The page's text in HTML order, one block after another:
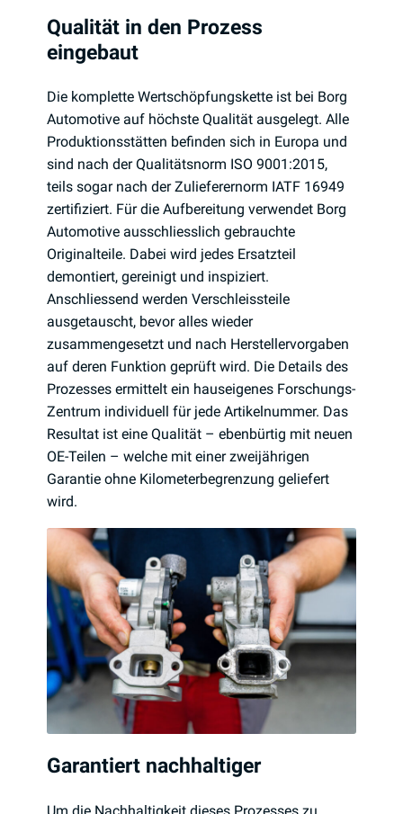
Qualität in den Prozess
eingebaut
Die komplette Wertschöpfungskette ist bei Borg
Automotive auf höchste Qualität ausgelegt. Alle
Produktionsstätten befinden sich in Europa und
sind nach der Qualitätsnorm ISO 9001:2015,
teils sogar nach der Zulieferernorm IATF 16949
zertifiziert. Für die Aufbereitung verwendet Borg
Automotive ausschliesslich gebrauchte
Originalteile. Dabei wird jedes Ersatzteil
demontiert, gereinigt und inspiziert.
Anschliessend werden Verschleissteile
ausgetauscht, bevor alles wieder
zusammengesetzt und nach Herstellervorgaben
auf deren Funktion geprüft wird. Die Details des
Prozesses ermittelt ein hauseigenes Forschungs-
Zentrum individuell für jede Artikelnummer. Das
Resultat ist eine Qualität – ebenbürtig mit neuen
OE-Teilen – welche mit einer zweijährigen
Garantie ohne Kilometerbegrenzung geliefert
wird.
Garantiert nachhaltiger